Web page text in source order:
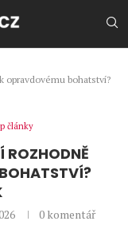
opravdovému bohatství?
články
ROZHODNĚ
0 komentář